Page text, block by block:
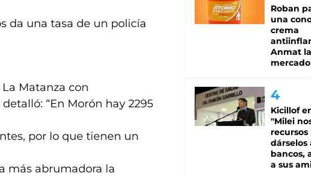
da una tasa de un policía
Matanza con
“En Morón hay 2295
por lo que tienen un
más abrumadora la
Roban
una
crema
Anmat
mercado
Kicillof
"Milei
recursos
dárselos
bancos,
a sus